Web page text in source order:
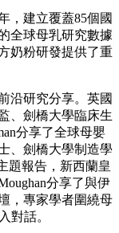
，建立覆蓋85個國
全球母乳研究數據
奶粉研發提供了重
沿研究分享。英國
、劍橋大學臨床生
分享了全球母嬰
、劍橋大學制造學
題報告，新西蘭皇
分享了與伊
，專家學者圍繞母
對話。